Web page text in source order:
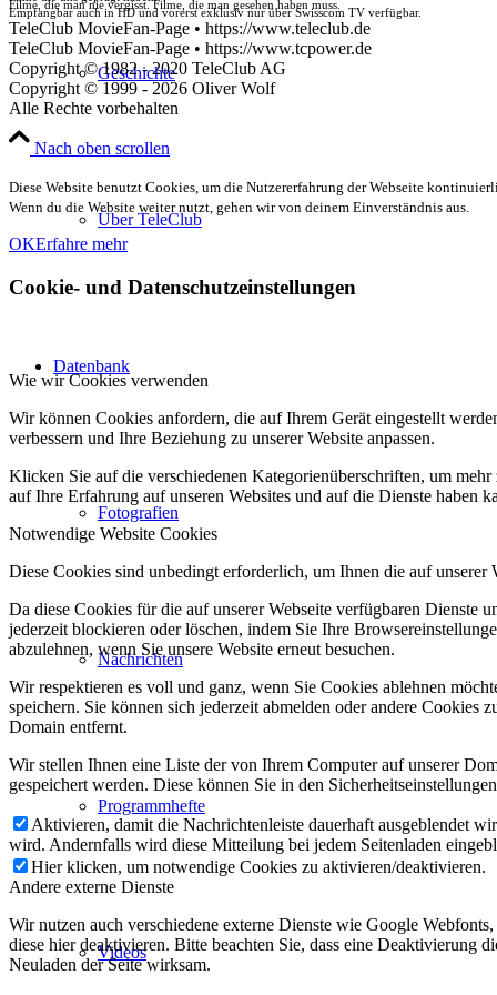
Geschichte
Über TeleClub
Datenbank
Fotografien
Nachrichten
Programmhefte
Videos
Filme, die man nie vergisst. Filme, die man gesehen haben muss.
Empfangbar auch in HD und vorerst exklusiv nur über Swisscom TV verfügbar.
TeleClub MovieFan-Page • https://www.teleclub.de
TeleClub MovieFan-Page • https://www.tcpower.de
Copyright © 1982 - 2020 TeleClub AG
Copyright © 1999 - 2026 Oliver Wolf
Alle Rechte vorbehalten
Nach oben scrollen
Diese Website benutzt Cookies, um die Nutzererfahrung der Webseite
Wenn du die Website weiter nutzt, gehen wir von deinem Einverständnis aus.
OKErfahre mehr
Cookie- und Datenschutzeinstellungen
Wie wir Cookies verwenden
Wir können Cookies anfordern, die auf Ihrem Gerät eingestellt
verbessern und Ihre Beziehung zu unserer Website anpassen.
Klicken Sie auf die verschiedenen Kategorienüberschriften, um
auf Ihre Erfahrung auf unseren Websites und auf die Dienste haben
Notwendige Website Cookies
Diese Cookies sind unbedingt erforderlich, um Ihnen die auf
Da diese Cookies für die auf unserer Webseite verfügbaren
jederzeit blockieren oder löschen, indem Sie Ihre
abzulehnen, wenn Sie unsere Website erneut besuchen.
Wir respektieren es voll und ganz, wenn Sie Cookies ablehnen
speichern. Sie können sich jederzeit abmelden oder andere Cookies
Domain entfernt.
Wir stellen Ihnen eine Liste der von Ihrem Computer auf unserer
gespeichert werden. Diese können Sie in den
Aktivieren, damit die Nachrichtenleiste dauerhaft ausgeblendet
wird. Andernfalls wird diese Mitteilung bei jedem Seitenladen
Hier klicken, um notwendige Cookies zu aktivieren/deaktivieren.
Andere externe Dienste
Wir nutzen auch verschiedene externe Dienste wie Google
diese hier deaktivieren. Bitte beachten Sie, dass eine Deaktivierung
Neuladen der Seite wirksam.